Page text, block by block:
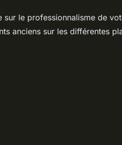
le professionnalisme de
anciens sur les différentes